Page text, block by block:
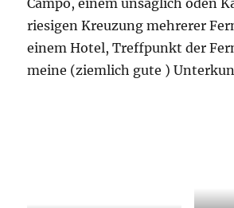
Campo, einem unsäglich öden
riesigen Kreuzung mehrerer
einem Hotel, Treffpunkt der
meine (ziemlich gute )